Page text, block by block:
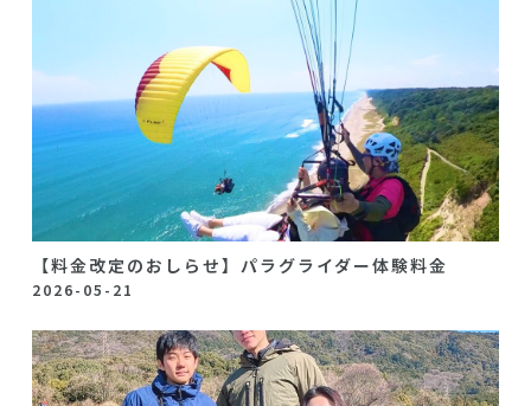
【料金改定のおしらせ】パラグライダー体験料金
2026-05-21